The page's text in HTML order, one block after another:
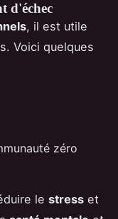
d'échec
, il est utile
Voici quelques
zéro
le stress et